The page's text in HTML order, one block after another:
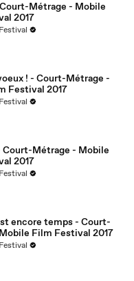
Métrage - Mobile
2017
! - Court-Métrage -
Festival 2017
Court-Métrage - Mobile
2017
encore temps - Court-
Film Festival 2017